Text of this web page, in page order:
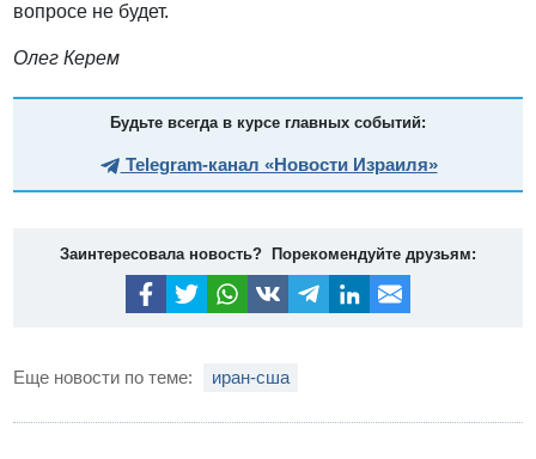
вопросе не будет.
Олег Керем
Будьте всегда в курсе главных событий:
Telegram-канал «Новости Израиля»
Заинтересовала новость? Порекомендуйте друзьям:
Еще новости по теме: иран-сша